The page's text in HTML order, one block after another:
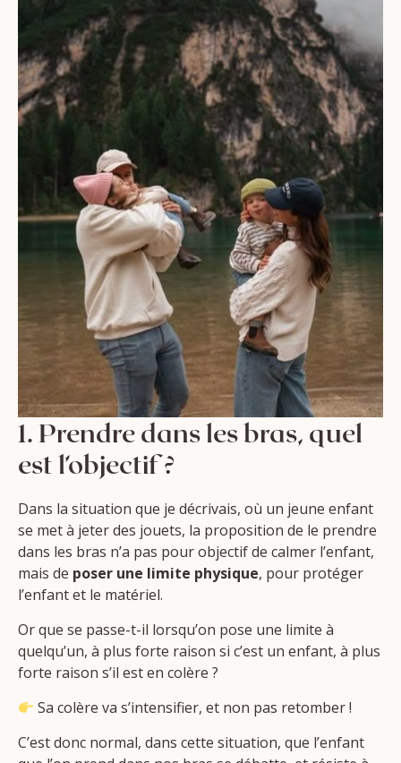
1. Prendre dans les bras, quel
est l’objectif ?
Dans la situation que je décrivais, où un jeune enfant
se met à jeter des jouets, la proposition de le prendre
dans les bras n’a pas pour objectif de calmer l’enfant,
mais de poser une limite physique, pour protéger
l’enfant et le matériel.
Or que se passe-t-il lorsqu’on pose une limite à
quelqu’un, à plus forte raison si c’est un enfant, à plus
forte raison s’il est en colère ?
Sa colère va s’intensifier, et non pas retomber !
C’est donc normal, dans cette situation, que l’enfant